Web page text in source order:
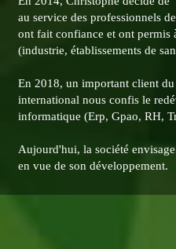
au service des professionnels
ont fait confiance et ont permis
(industrie, établissements de
En 2018, un important client
international nous confis le
informatique (Erp, Gpao, RH,
Aujourd'hui, la société
en vue de son développement.